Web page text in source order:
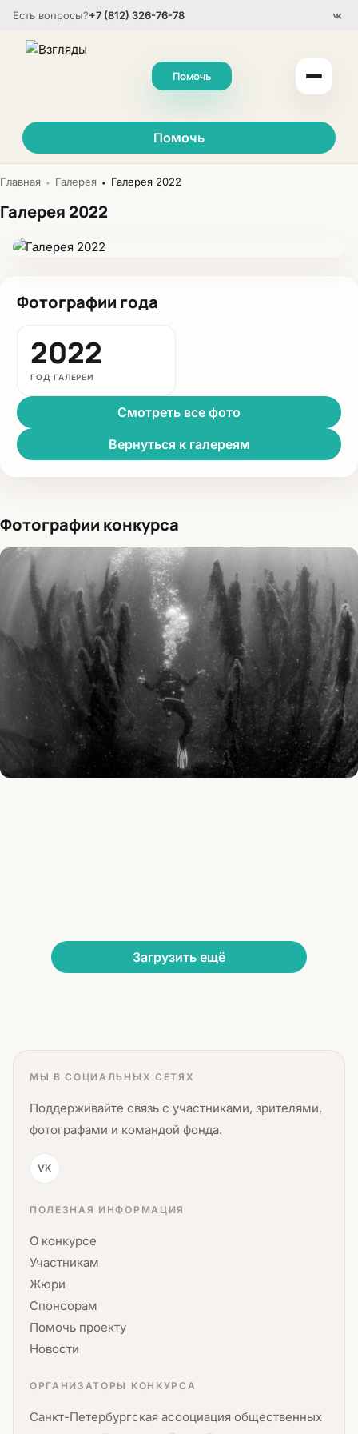
Есть вопросы?+7 (812) 326-76-78
Помочь
Помочь
Главная • Галерея • Галерея 2022
Галерея 2022
Фотографии года
2022
ГОД ГАЛЕРЕИ
Смотреть все фото
Вернуться к галереям
Фотографии конкурса
Загрузить ещё
МЫ В СОЦИАЛЬНЫХ СЕТЯХ
Поддерживайте связь с участниками, зрителями,
фотографами и командой фонда.
VK
ПОЛЕЗНАЯ ИНФОРМАЦИЯ
О конкурсе
Участникам
Жюри
Спонсорам
Помочь проекту
Новости
ОРГАНИЗАТОРЫ КОНКУРСА
Санкт-Петербургская ассоциация общественных